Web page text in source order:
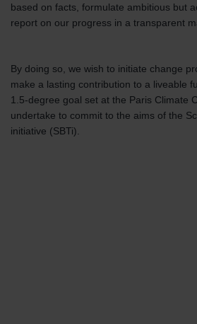
based on facts, formulate ambitious but
report on our progress in a transparent
By doing so, we wish to initiate change
make a lasting contribution to a liveable
1.5-degree goal set at the Paris Climate
undertake to commit to the aims of the
initiative (SBTi).